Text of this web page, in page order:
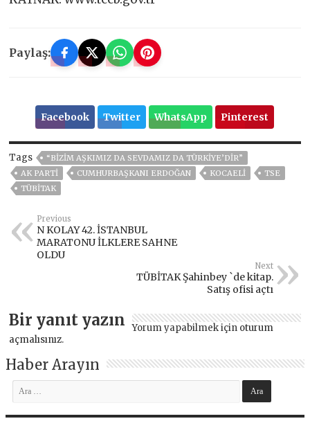
Paylaş:
Facebook Twitter WhatsApp Pinterest
Tags
“BİZİM AŞKIMIZ DA SEVDAMIZ DA TÜRKİYE’DİR”
AK PARTİ
CUMHURBAŞKANI ERDOĞAN KOCAELİ
TSE
TÜBİTAK
Previous
N KOLAY 42. İSTANBUL
MARATONU İLKLERE SAHNE
OLDU
Next
TÜBİTAK Şahinbey `de kitap.
Satış ofisi açtı
Bir yanıt yazın Yorum yapabilmek için oturum
açmalısınız.
Haber Arayın